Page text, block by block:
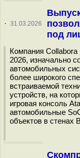
· 31.03.2026
под
Компания Collabora
2026, изначально
автомобильных
более широкого
встраиваемой
устройств, на
игровая консоль
автомобильные
объектов в стенах